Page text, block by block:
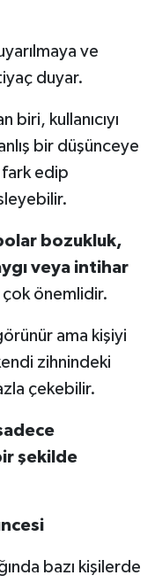
ve
duyar.
biri, kullanıcıyı
bir düşünceye
fark edip
bozukluk,
veya intihar
önemlidir.
ama kişiyi
zihnindeki
çekebilir.
şekilde
bazı kişilerde